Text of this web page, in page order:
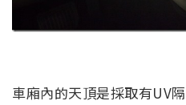
車廂內的天頂是採取有UV